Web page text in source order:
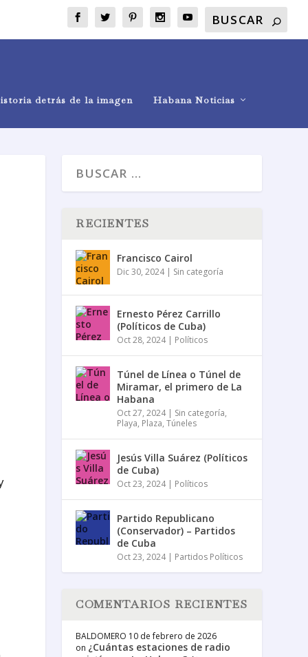
detrás de la imagen Habana Noticias
RECIENTES
Francisco Cairol
Dic 30, 2024| Sin categoría
Ernesto Pérez Carrillo
(Políticos de Cuba)
Oct 28, 2024| Políticos
Túnel de Línea o Túnel de
Miramar, el primero de La
Habana
Oct 27, 2024| Sin categoría,
Playa, Plaza,Túneles
Jesús Villa Suárez (Políticos
de Cuba)
Oct 23, 2024| Políticos
Partido Republicano
(Conservador) – Partidos
de Cuba
Oct 23, 2024| Partidos Políticos
COMENTARIOS RECIENTES
BALDOMERO 10 de febrero de 2026
on ¿Cuántas estaciones de radio